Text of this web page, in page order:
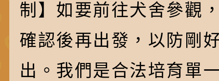
制】如要前往犬舍參觀
確認後再出發，以防剛
出。我們是合法培育單